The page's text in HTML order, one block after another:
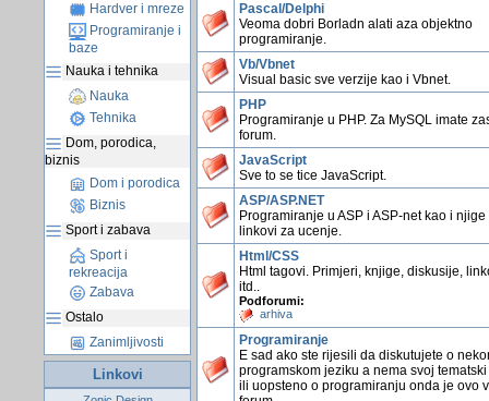
Hardver i mreze
Programiranje i
baze
Nauka i tehnika
Nauka
Tehnika
Dom, porodica,
biznis
Dom i porodica
Biznis
Sport i zabava
Sport i
rekreacija
Zabava
Ostalo
Zanimljivosti
Linkovi
Pascal/Delphi
Veoma dobri Borladn alati aza objektno
programiranje.
Vb/Vbnet
Visual basic sve verzije kao i Vbnet.
PHP
Programiranje u PHP. Za MySQL imate
forum.
JavaScript
Sve to se tice JavaScript.
ASP/ASP.NET
Programiranje u ASP i ASP-net kao i njige
linkovi za ucenje.
Html/CSS
Html tagovi. Primjeri, knjige, diskusije,
itd..
Podforumi:
arhiva
Programiranje
E sad ako ste rijesili da diskutujete o
programskom jeziku a nema svoj tematski
ili uopsteno o programiranju onda je ovo